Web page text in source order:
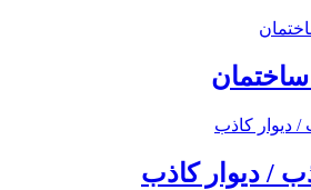
/ دیوار کاذب